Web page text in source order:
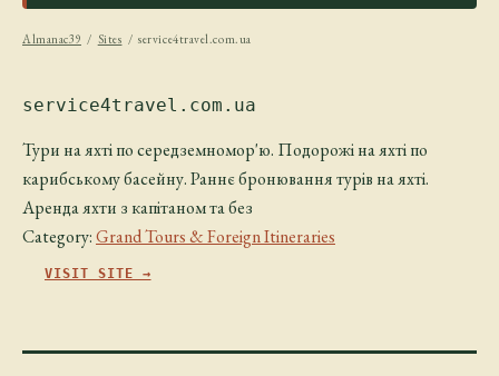
Almanac39 / Sites / service4travel.com.ua
service4travel.com.ua
Тури на яхті по середземномор'ю. Подорожі на яхті по
карибському басейну. Раннє бронювання турів на яхті.
Аренда яхти з капітаном та без
Category:Grand Tours & Foreign Itineraries
VISIT SITE →